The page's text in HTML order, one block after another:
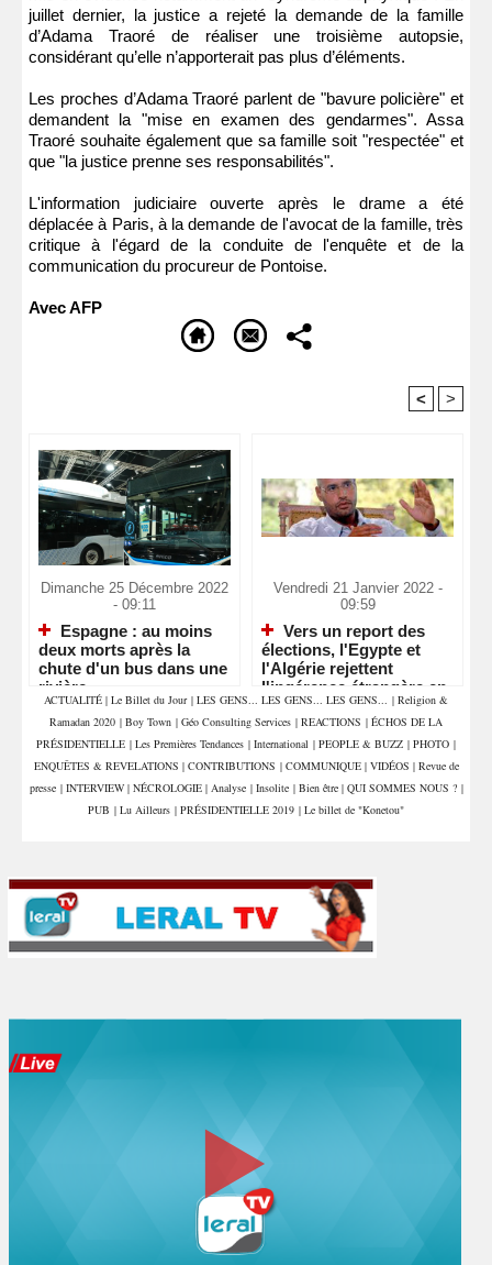
juillet dernier, la justice a rejeté la demande de la famille
d’Adama Traoré de réaliser une troisième autopsie,
considérant qu’elle n’apporterait pas plus d’éléments.
Les proches d’Adama Traoré parlent de "bavure policière" et
demandent la "mise en examen des gendarmes". Assa
Traoré souhaite également que sa famille soit "respectée" et
que "la justice prenne ses responsabilités".
L'information judiciaire ouverte après le drame a été
déplacée à Paris, à la demande de l'avocat de la famille, très
critique à l'égard de la conduite de l'enquête et de la
communication du procureur de Pontoise.
Avec AFP
< >
Dimanche 25 Décembre 2022
- 09:11
Espagne : au moins
deux morts après la
chute d'un bus dans une
rivière
Vendredi 21 Janvier 2022 -
09:59
Vers un report des
élections, l'Egypte et
l'Algérie rejettent
l'ingérence étrangère en
Libye
ACTUALITÉ | Le Billet du Jour | LES GENS... LES GENS... LES GENS... | Religion &
Ramadan 2020 | Boy Town | Géo Consulting Services | REACTIONS | ÉCHOS DE LA
PRÉSIDENTIELLE | Les Premières Tendances | International | PEOPLE & BUZZ | PHOTO |
ENQUÊTES & REVELATIONS | CONTRIBUTIONS | COMMUNIQUE | VIDÉOS | Revue de
presse | INTERVIEW | NÉCROLOGIE | Analyse | Insolite | Bien être | QUI SOMMES NOUS ? |
PUB | Lu Ailleurs | PRÉSIDENTIELLE 2019 | Le billet de "Konetou"